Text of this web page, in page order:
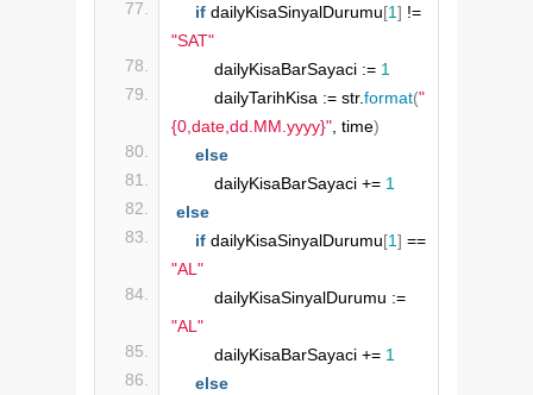
if dailyKisaSinyalDurumu[1]
"SAT"
        dailyKisaBarSayaci :=
1
        dailyTarihKisa := str.
format("
{0,date,dd.MM.yyyy}", time)
else
        dailyKisaBarSayaci +=
1
else
if dailyKisaSinyalDurumu[1]
"AL"
"AL"
        dailyKisaBarSayaci +=
1
else